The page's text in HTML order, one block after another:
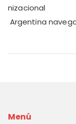
nizacional
Argentina
Menú